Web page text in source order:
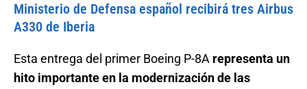
Ministerio de Defensa español recibirá tres Airbus
A330 de Iberia
Esta entrega del primer Boeing P-8A representa un
hito importante en la modernización de las